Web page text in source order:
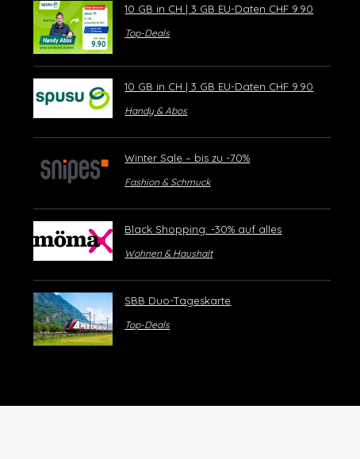
10 GB in CH | 3 GB EU-Daten CHF 9.90
Top-Deals
10 GB in CH | 3 GB EU-Daten CHF 9.90
Handy & Abos
Winter Sale – bis zu -70%
Fashion & Schmuck
Black Shopping: -30% auf alles
Wohnen & Haushalt
SBB Duo-Tageskarte
Top-Deals